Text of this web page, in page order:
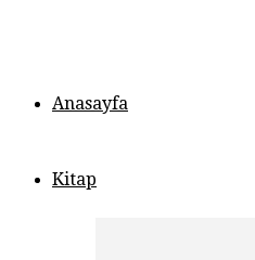
Anasayfa
Kitap